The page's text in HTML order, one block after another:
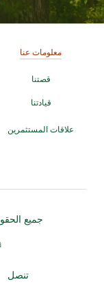
معلومات عنا
قصتنا
قيادتنا
علاقات المستثمرين
جميع
تنصل